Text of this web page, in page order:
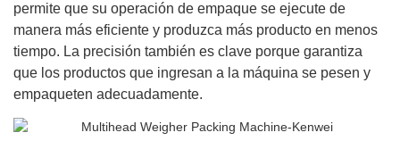
permite que su operación de empaque se ejecute de
manera más eficiente y produzca más producto en menos
tiempo. La precisión también es clave porque garantiza
que los productos que ingresan a la máquina se pesen y
empaqueten adecuadamente.